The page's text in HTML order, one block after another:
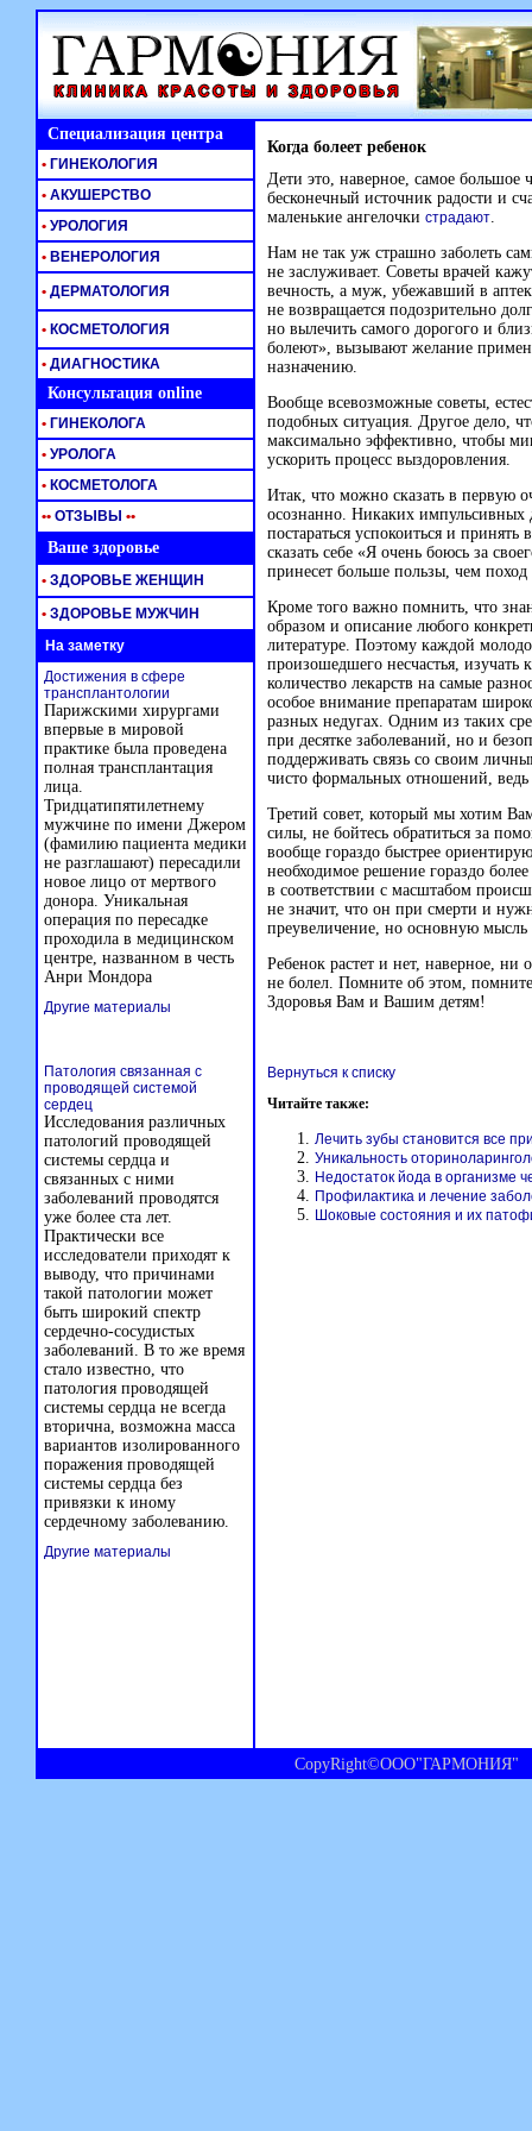
Специализация центра Когда болеет ребенок
Дети это, наверное, самое большое
бесконечный источник радости и
маленькие ангелочки страдают.
Нам не так уж страшно заболеть
не заслуживает. Советы врачей
вечность, а муж, убежавший в
не возвращается подозрительно
но вылечить самого дорогого и
болеют», вызывают желание
назначению.
Вообще всевозможные советы,
подобных ситуация. Другое дело,
максимально эффективно, чтобы
ускорить процесс выздоровления.
Итак, что можно сказать в первую
осознанно. Никаких
постараться успокоиться и
сказать себе «Я очень боюсь за
принесет больше пользы, чем
Кроме того важно помнить, что
образом и описание любого
литературе. Поэтому каждой
произошедшего несчастья, изучать
количество лекарств на самые
особое внимание препаратам
разных недугах. Одним из таких
при десятке заболеваний, но и
поддерживать связь со своим
чисто формальных отношений, ведь
Третий совет, который мы хотим
силы, не бойтесь обратиться за
вообще гораздо быстрее
необходимое решение гораздо
в соответствии с масштабом
не значит, что он при смерти и
преувеличение, но основную
Ребенок растет и нет, наверное, ни
не болел. Помните об этом,
Здоровья Вам и Вашим детям!
Вернуться к списку
Читайте также:
Лечить зубы становится все
Уникальность
Недостаток йода в организме
Профилактика и лечение
Шоковые состояния и их
• ГИНЕКОЛОГИЯ
• АКУШЕРСТВО
• УРОЛОГИЯ
• ВЕНЕРОЛОГИЯ
• ДЕРМАТОЛОГИЯ
• КОСМЕТОЛОГИЯ
• ДИАГНОСТИКА
Консультация online
• ГИНЕКОЛОГА
• УРОЛОГА
• КОСМЕТОЛОГА
•• ОТЗЫВЫ ••
Ваше здоровье
• ЗДОРОВЬЕ ЖЕНЩИН
• ЗДОРОВЬЕ МУЖЧИН
На заметку
Достижения в сфере
трансплантологии
Парижскими хирургами
впервые в мировой
практике была проведена
полная трансплантация
лица.
Тридцатипятилетнему
мужчине по имени Джером
(фамилию пациента медики
не разглашают) пересадили
новое лицо от мертвого
донора. Уникальная
операция по пересадке
проходила в медицинском
центре, названном в честь
Анри Мондора
Другие материалы
Патология связанная с
проводящей системой
сердец
Исследования различных
патологий проводящей
системы сердца и
связанных с ними
заболеваний проводятся
уже более ста лет.
Практически все
исследователи приходят к
выводу, что причинами
такой патологии может
быть широкий спектр
сердечно-сосудистых
заболеваний. В то же время
стало известно, что
патология проводящей
системы сердца не всегда
вторична, возможна масса
вариантов изолированного
поражения проводящей
системы сердца без
привязки к иному
сердечному заболеванию.
Другие материалы